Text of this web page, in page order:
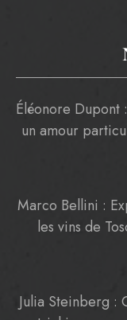
Éléonore Dupont
un amour
Marco Bellini :
les vins de
Julia Steinberg :